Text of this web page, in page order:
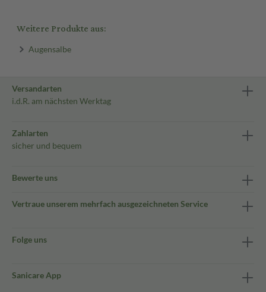
Weitere Produkte aus:
Augensalbe
Versandarten
i.d.R. am nächsten Werktag
Zahlarten
sicher und bequem
Bewerte uns
Vertraue unserem mehrfach ausgezeichneten Service
Folge uns
Sanicare App